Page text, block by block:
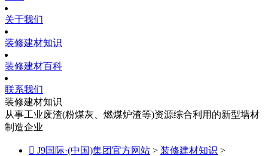
关于我们
装修建材知识
装修建材百科
联系我们
装修建材知识
从事工业废渣(粉煤灰、燃煤炉渣等)资源综合利用的新型墙材
制造企业
 J9国际·(中国)集团官方网站 > 装修建材知识 >